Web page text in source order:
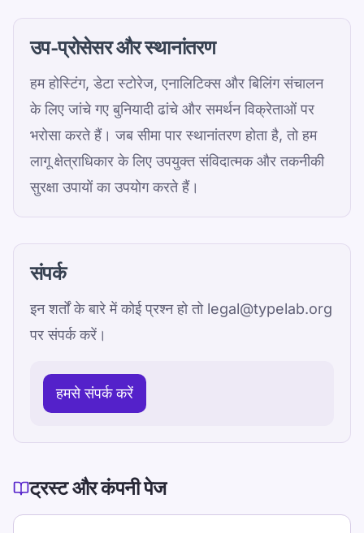
उप-प्रोसेसर और स्थानांतरण
हम होस्टिंग, डेटा स्टोरेज, एनालिटिक्स और बिलिंग संचालन
के लिए जांचे गए बुनियादी ढांचे और समर्थन विक्रेताओं पर
भरोसा करते हैं। जब सीमा पार स्थानांतरण होता है, तो हम
लागू क्षेत्राधिकार के लिए उपयुक्त संविदात्मक और तकनीकी
सुरक्षा उपायों का उपयोग करते हैं।
संपर्क
इन शर्तों के बारे में कोई प्रश्न हो तो legal@typelab.org
पर संपर्क करें।
हमसे संपर्क करें
ट्रस्ट और कंपनी पेज